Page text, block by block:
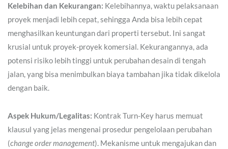
Kelebihan dan Kekurangan: Kelebihannya, waktu pelaksanaan
proyek menjadi lebih cepat, sehingga Anda bisa lebih cepat
menghasilkan keuntungan dari properti tersebut. Ini sangat
krusial untuk proyek-proyek komersial. Kekurangannya, ada
potensi risiko lebih tinggi untuk perubahan desain di tengah
jalan, yang bisa menimbulkan biaya tambahan jika tidak dikelola
dengan baik.
Aspek Hukum/Legalitas: Kontrak Turn-Key harus memuat
klausul yang jelas mengenai prosedur pengelolaan perubahan
(change order management). Mekanisme untuk mengajukan dan